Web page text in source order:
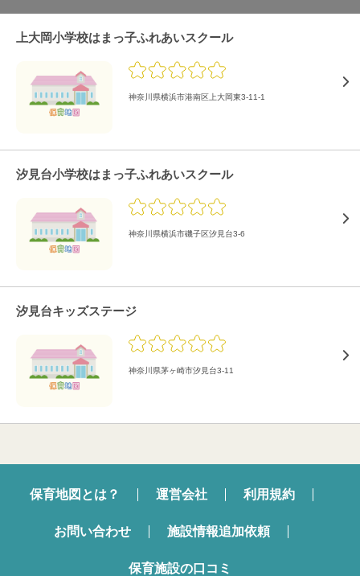
上大岡小学校はまっ子ふれあいスクール
神奈川県横浜市港南区上大岡東3-11-1
汐見台小学校はまっ子ふれあいスクール
神奈川県横浜市磯子区汐見台3-6
汐見台キッズステージ
神奈川県茅ヶ崎市汐見台3-11
保育地図とは？ 運営会社 利用規約
お問い合わせ 施設情報追加依頼
保育施設の口コミ